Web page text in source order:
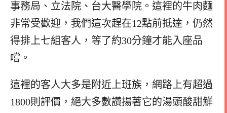
事務局、立法院、台大醫學院。這裡的牛肉麵
非常受歡迎，我們這次趕在12點前抵達，仍然
得排上七組客人，等了約30分鐘才能入座品
嚐。
這裡的客人大多是附近上班族，網路上有超過
1800則評價，絕大多數讚揚著它的湯頭酸甜鮮